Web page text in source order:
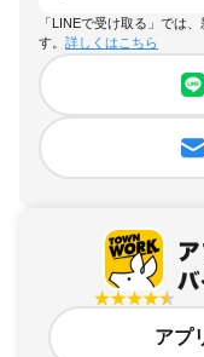
「LINEで受け取る」では
す。 詳しくはこちら
アプ